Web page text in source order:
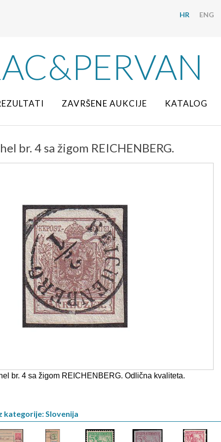
HR ENG
ZAVRŠENE AUKCIJE KATALOG
br. 4 sa žigom REICHENBERG.
br. 4 sa žigom REICHENBERG. Odlična kvaliteta.
kategorije: Slovenija